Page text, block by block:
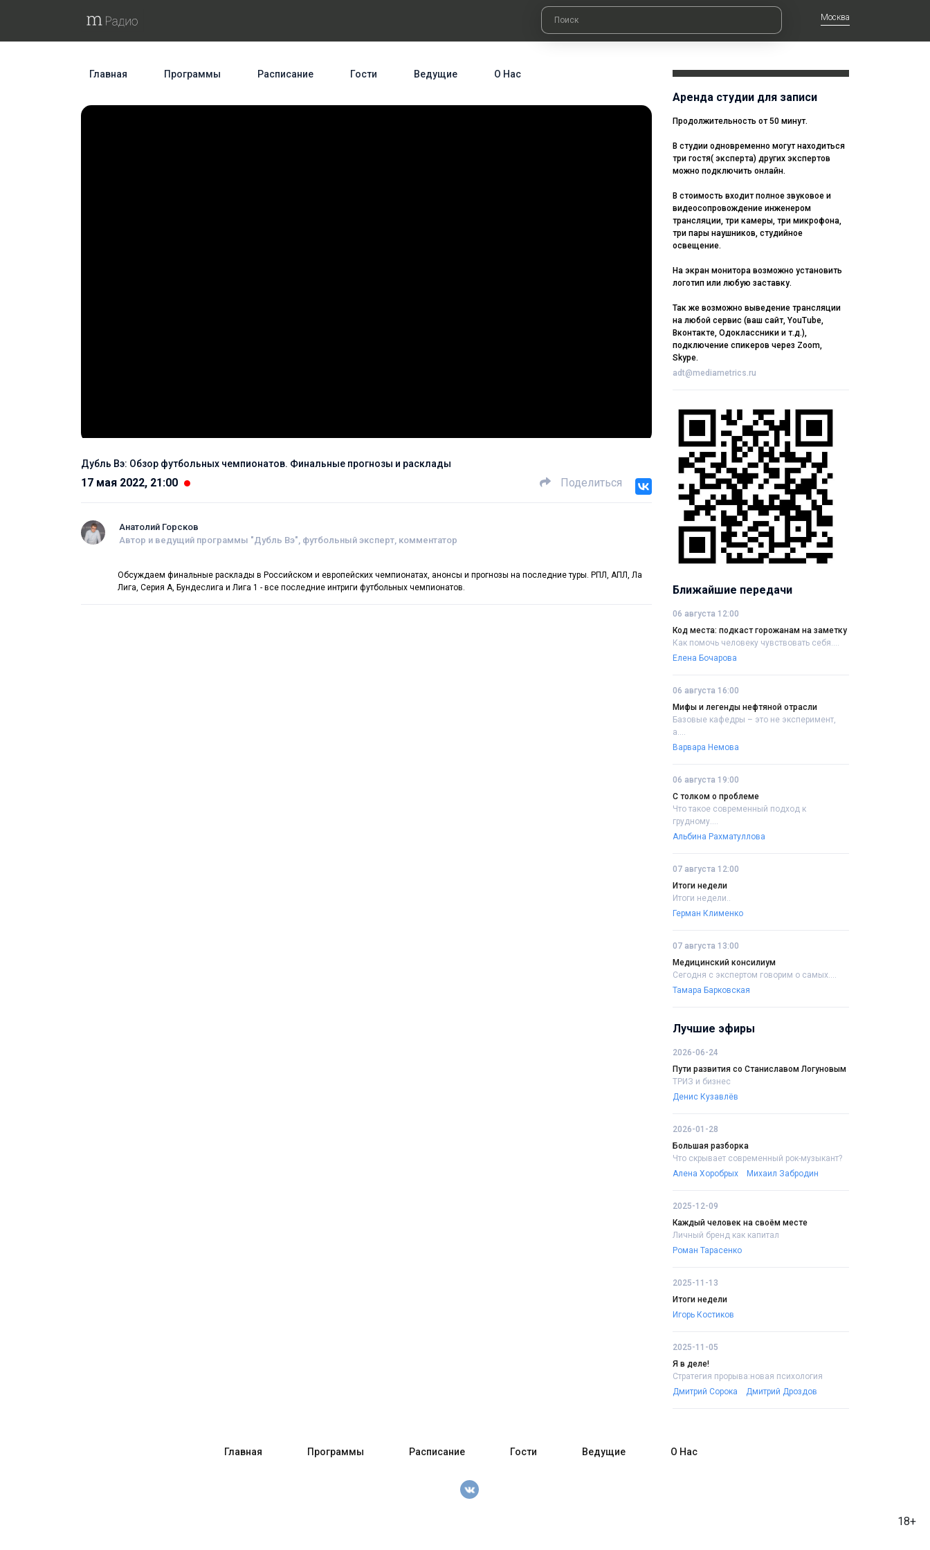
Москва
Главная Программы Расписание Гости Ведущие О Нас
Дубль Вэ: Обзор футбольных чемпионатов. Финальные прогнозы и расклады
17 мая 2022, 21:00 Поделиться
Анатолий Горсков
Автор и ведущий программы "Дубль Вэ", футбольный эксперт, комментатор
Обсуждаем финальные расклады в Российском и европейских чемпионатах, анонсы и прогнозы на последние туры. РПЛ, АПЛ, Ла
Лига, Серия А, Бундеслига и Лига 1 - все последние интриги футбольных чемпионатов.
Аренда студии для записи
Продолжительность от 50 минут.
В студии одновременно могут находиться
три гостя( эксперта) других экспертов
можно подключить онлайн.
В стоимость входит полное звуковое и
видеосопровождение инженером
трансляции, три камеры, три микрофона,
три пары наушников, студийное
освещение.
На экран монитора возможно установить
логотип или любую заставку.
Так же возможно выведение трансляции
на любой сервис (ваш сайт, YouTube,
Вконтакте, Одоклассники и т.д.),
подключение спикеров через Zoom,
Skype.
adt@mediametrics.ru
Ближайшие передачи
06 августа 12:00
Код места: подкаст горожанам на заметку
Как помочь человеку чувствовать себя....
Елена Бочарова
06 августа 16:00
Мифы и легенды нефтяной отрасли
Базовые кафедры – это не эксперимент,
а....
Варвара Немова
06 августа 19:00
С толком о проблеме
Что такое современный подход к
грудному....
Альбина Рахматуллова
07 августа 12:00
Итоги недели
Итоги недели..
Герман Клименко
07 августа 13:00
Медицинский консилиум
Сегодня с экспертом говорим о самых....
Тамара Барковская
Лучшие эфиры
2026-06-24
Пути развития со Станиславом Логуновым
ТРИЗ и бизнес
Денис Кузавлёв
2026-01-28
Большая разборка
Что скрывает современный рок-музыкант?
Алена Хоробрых
Михаил Забродин
2025-12-09
Каждый человек на своём месте
Личный бренд как капитал
Роман Тарасенко
2025-11-13
Итоги недели
Игорь Костиков
2025-11-05
Я в деле!
Стратегия прорыва:новая психология
Дмитрий Сорока
Дмитрий Дроздов
18+
Главная Программы Расписание Гости Ведущие О Нас